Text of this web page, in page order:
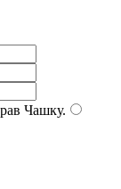
Чашку.